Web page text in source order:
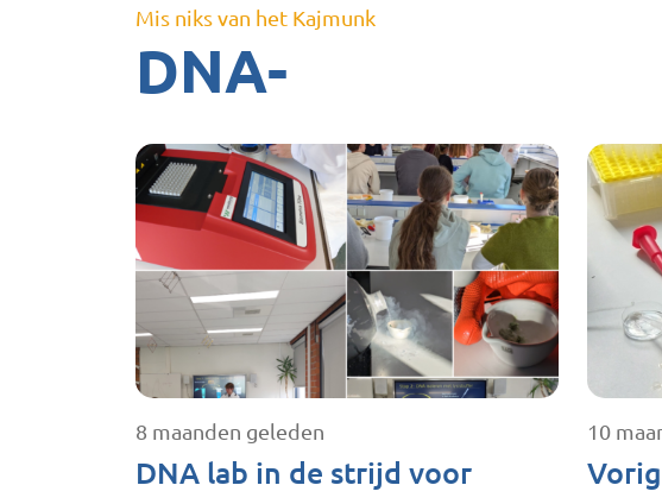
Mis niks van het Kajmunk
DNA-
8 maanden geleden
DNA lab in de strijd voor
10